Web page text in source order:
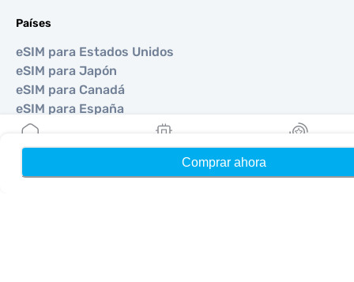
Comprar ahora
Países
eSIM para Estados Unidos
eSIM para Japón
eSIM para Canadá
eSIM para España
eSIM para Italia
eSIM para Reino Unido
eSIM para Emiratos Árabes Unidos
Mis eSIMs